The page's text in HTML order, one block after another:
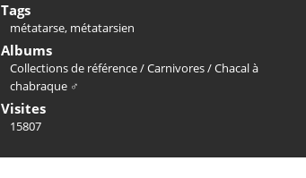
Tags
métatarse, métatarsien
Albums
Collections de référence/Carnivores/Chacal à
chabraque ♂
Visites
15807